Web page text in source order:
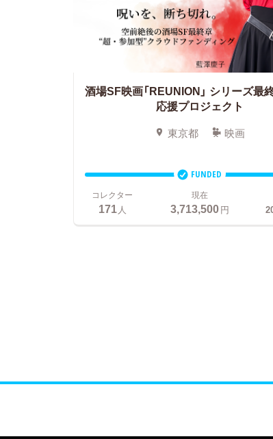
酒場SF映画「REUNION」 シリーズ最
応援プロジェクト
東京都 映画
FUNDED
コレクター
171人
現在
3,713,500円